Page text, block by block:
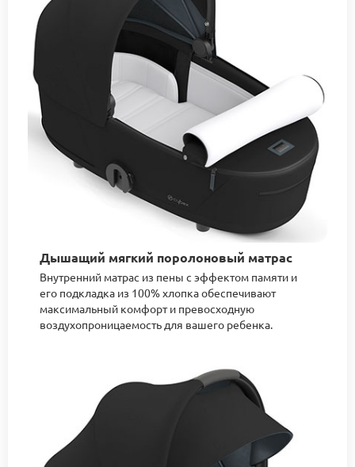
Дышащий мягкий поролоновый матрас
Внутренний матрас из пены с эффектом памяти и
его подкладка из 100% хлопка обеспечивают
максимальный комфорт и превосходную
воздухопроницаемость для вашего ребенка.